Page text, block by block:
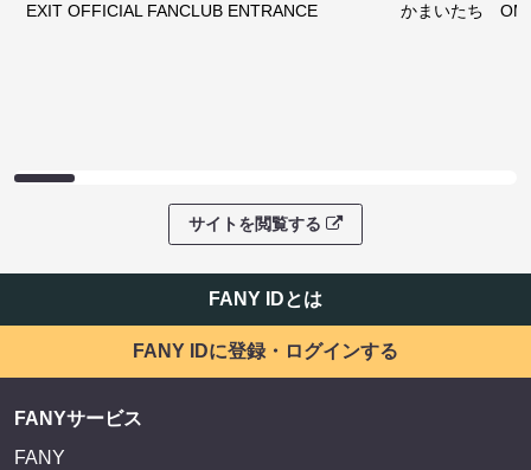
EXIT OFFICIAL FANCLUB ENTRANCE かまいたち
サイトを閲覧する
FANY IDとは
FANY IDに登録・ログインする
FANYサービス
FANY